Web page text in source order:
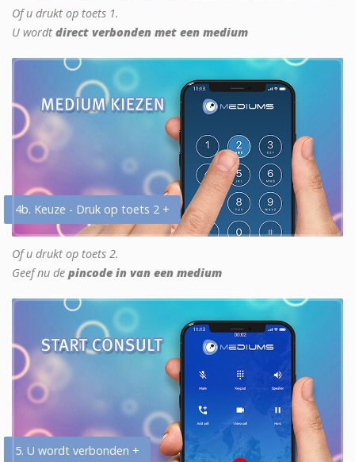
Of u drukt op toets 1.
U wordt direct verbonden met een medium
4b. Keuze - Druk op toets 2 +
Of u drukt op toets 2.
Geef nu de pincode in van een medium
5. U wordt verbonden +